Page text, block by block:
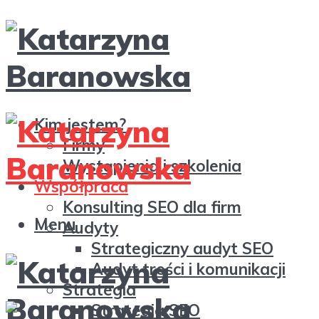
Kim jestem?
Firmy
Wystąpienia i szkolenia
Współpraca
Konsulting SEO dla firm
Audyty
Strategiczny audyt SEO
Audyt treści i komunikacji
Strategia
Strategia SEO
Menu